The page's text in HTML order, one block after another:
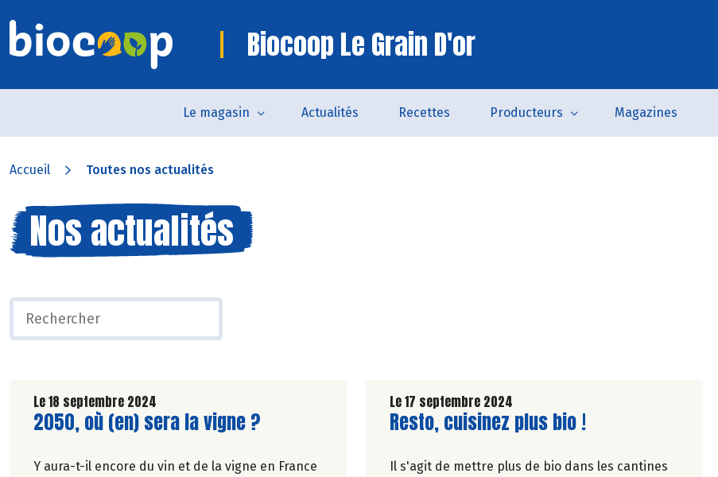
Biocoop Le Grain D'or
Le magasin Actualités Recettes Producteurs Magazines
Accueil Toutes nos actualités
Nos actualités
Le 18 septembre 2024
Lire la suite de l'article
2050, où (en) sera la vigne ?
Y aura-t-il encore du vin et de la vigne en France
Le 17 septembre 2024
Lire la suite de l'article
Resto, cuisinez plus bio !
Il s'agit de mettre plus de bio dans les cantines